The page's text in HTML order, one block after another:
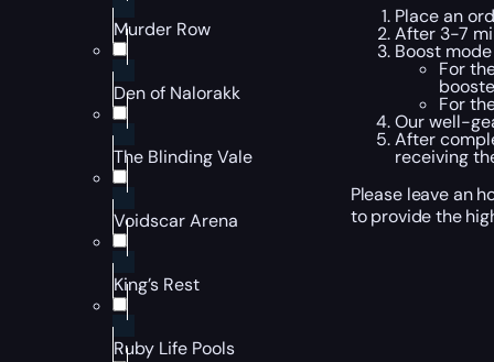
Murder Row
Den of Nalorakk
The Blinding Vale
Voidscar Arena
King’s Rest
Ruby Life Pools
Place an
After 3-7
Boost
For
For
Our well-
After
receiving
Please leave an
to provide the